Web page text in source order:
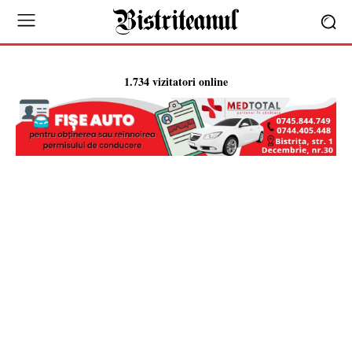
1.734 vizitatori online